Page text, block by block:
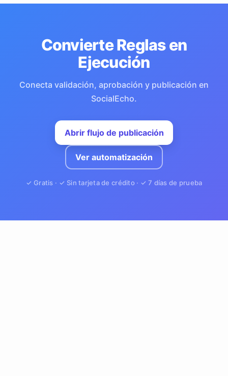
Convierte Reglas en
Ejecución
Conecta validación, aprobación y publicación en
SocialEcho.
Abrir flujo de publicación
Ver automatización
✓ Gratis · ✓ Sin tarjeta de crédito · ✓ 7 días de prueba